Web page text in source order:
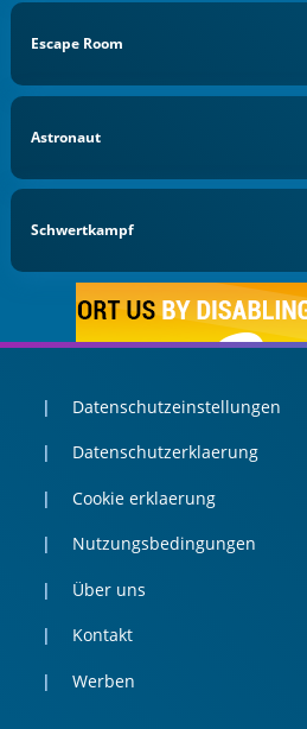
Escape Room
Astronaut
Schwertkampf
Datenschutzeinstellungen
Datenschutzerklaerung
Cookie erklaerung
Nutzungsbedingungen
Über uns
Kontakt
Werben